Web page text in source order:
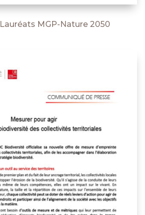
Lauréats MGP-Nature 2050